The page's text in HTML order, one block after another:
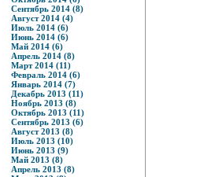
Сентябрь 2014 (8)
Август 2014 (4)
Июль 2014 (6)
Июнь 2014 (6)
Май 2014 (6)
Апрель 2014 (8)
Март 2014 (11)
Февраль 2014 (6)
Январь 2014 (7)
Декабрь 2013 (11)
Ноябрь 2013 (8)
Октябрь 2013 (11)
Сентябрь 2013 (6)
Август 2013 (8)
Июль 2013 (10)
Июнь 2013 (9)
Май 2013 (8)
Апрель 2013 (8)